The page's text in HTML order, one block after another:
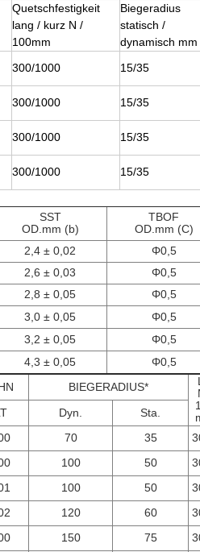
Quetschfestigkeit
lang / kurz N /
100mm
Biegeradius
statisch /
dynamisch mm
300/1000 15/35
300/1000 15/35
300/1000 15/35
300/1000 15/35
SST
OD.mm (b)
TBOF
OD.mm (C)
2,4 ± 0,02
Φ0,5
2,6 ± 0,03
Φ0,5
2,8 ± 0,05
Φ0,5
3,0 ± 0,05
Φ0,5
3,2 ± 0,05
Φ0,5
4,3 ± 0,05 Φ0,5
BIEGERADIUS*
Dyn.
Sta.
70 35
100 50
100 50
120 60
150 75